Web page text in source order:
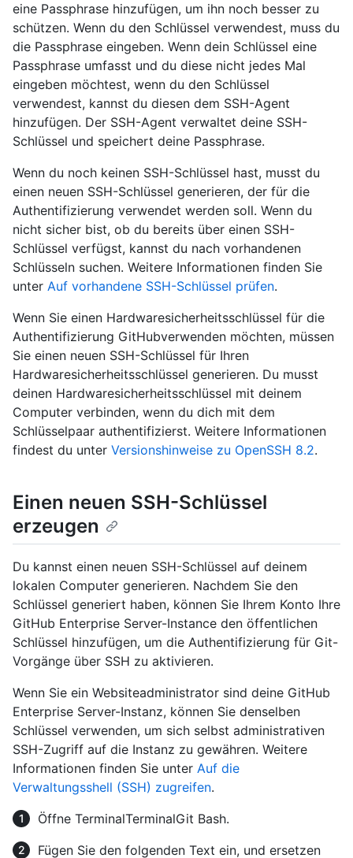
eine Passphrase hinzufügen, um ihn noch besser zu
schützen. Wenn du den Schlüssel verwendest, muss du
die Passphrase eingeben. Wenn dein Schlüssel eine
Passphrase umfasst und du diese nicht jedes Mal
eingeben möchtest, wenn du den Schlüssel
verwendest, kannst du diesen dem SSH-Agent
hinzufügen. Der SSH-Agent verwaltet deine SSH-
Schlüssel und speichert deine Passphrase.
Wenn du noch keinen SSH-Schlüssel hast, musst du
einen neuen SSH-Schlüssel generieren, der für die
Authentifizierung verwendet werden soll. Wenn du
nicht sicher bist, ob du bereits über einen SSH-
Schlüssel verfügst, kannst du nach vorhandenen
Schlüsseln suchen. Weitere Informationen finden Sie
unter Auf vorhandene SSH-Schlüssel prüfen.
Wenn Sie einen Hardwaresicherheitsschlüssel für die
Authentifizierung GitHubverwenden möchten, müssen
Sie einen neuen SSH-Schlüssel für Ihren
Hardwaresicherheitsschlüssel generieren. Du musst
deinen Hardwaresicherheitsschlüssel mit deinem
Computer verbinden, wenn du dich mit dem
Schlüsselpaar authentifizierst. Weitere Informationen
findest du unter Versionshinweise zu OpenSSH 8.2.
Einen neuen SSH-Schlüssel
erzeugen
Du kannst einen neuen SSH-Schlüssel auf deinem
lokalen Computer generieren. Nachdem Sie den
Schlüssel generiert haben, können Sie Ihrem Konto Ihre
GitHub Enterprise Server-Instance den öffentlichen
Schlüssel hinzufügen, um die Authentifizierung für Git-
Vorgänge über SSH zu aktivieren.
Wenn Sie ein Websiteadministrator sind deine GitHub
Enterprise Server-Instanz, können Sie denselben
Schlüssel verwenden, um sich selbst administrativen
SSH-Zugriff auf die Instanz zu gewähren. Weitere
Informationen finden Sie unter Auf die
Verwaltungsshell (SSH) zugreifen.
Öffne TerminalTerminalGit Bash.
Fügen Sie den folgenden Text ein, und ersetzen